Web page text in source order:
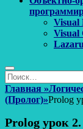
Visual
Visual
Поиск
Найти:
Главная »
(Пролог)»Prolog
Prolog урок